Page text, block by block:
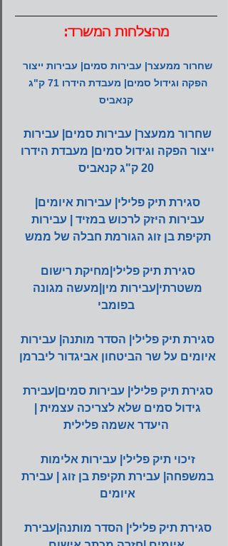
מהצלחות המשרד:
שחרור ממעצר| עבירות סמים| עבירות ייצור
הפקה וגידול סמים| מעבדת הידרו 71 ק"ג
קנאביס
שחרור ממעצר| עבירות סמים| עבירות
ייצור הפקה וגידול סמים| מעבדת הידרו
20 ק"ג קנאביס
סגירת תיק פלילי| עבירות איומים|
עבירות היזק לרכוש במזיד | עבירות
תקיפת בן זוג הגורמת חבלה של ממש
סגירת תיק פלילי|מחיקת רישום
משטרתי|עבירות מין|מעשה מגונה
בפומבי
סגירת תיק פלילי| הסדר מותנה| עבירות
איומים על שר הביטחון אביגדור ליברמן
סגירת תיק פלילי| עבירות סמים|עבירת
גידול סמים שלא לצריכה עצמית |
היעדר אשמה פלילית
זיכוי תיק פלילי| עבירות אלימות
במשפחה| עבירת תקיפת בן זוג | עבירת
איומים
סגירת תיק פלילי| הסדר מותנה|עבירת